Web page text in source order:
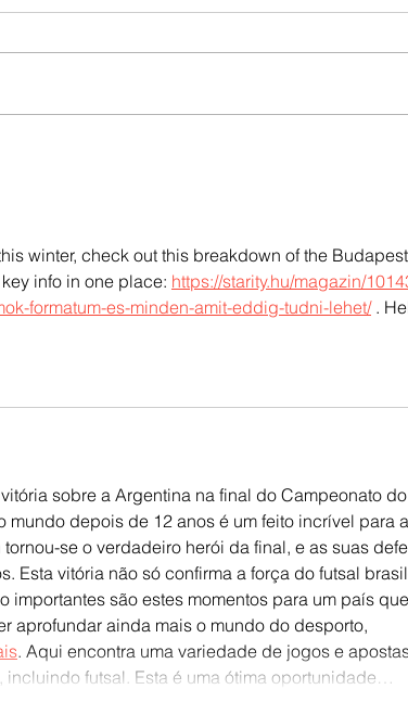
winter, check out this breakdown of the Budapest
info in one place: https://starity.hu/magazin/
formatum-es-minden-amit-eddig-tudni-lehet/ .
sobre a Argentina na final do Campeonato do
mundo depois de 12 anos é um feito incrível para a
se o verdadeiro herói da final, e as suas
Esta vitória não só confirma a força do futsal
importantes são estes momentos para um país
aprofundar ainda mais o mundo do desporto,
. Aqui encontra uma variedade de jogos e
futsal. Esta é uma ótima oportunidade…